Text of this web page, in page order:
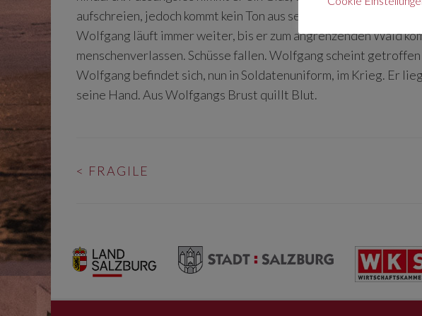
aufschreien, jedoch kommt kein Ton aus seiner Kehle. Wolfgang
Wolfgang läuft immer weiter, bis er zum angrenzenden Wald
menschenverlassen. Schüsse fallen. Wolfgang scheint
Wolfgang befindet sich, nun in Soldatenuniform, im Krieg. Er
seine Hand. Aus Wolfgangs Brust quillt Blut.
< FRAGILE